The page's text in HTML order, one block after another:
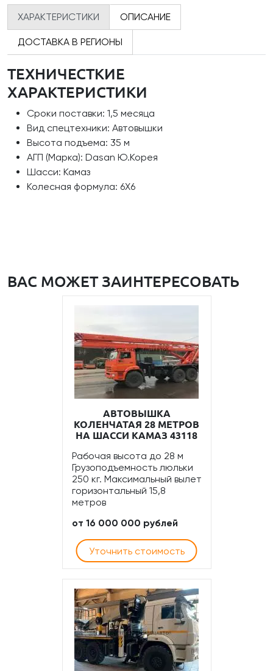
ХАРАКТЕРИСТИКИ ОПИСАНИЕ
ДОСТАВКА В РЕГИОНЫ
ТЕХНИЧЕСТКИЕ
ХАРАКТЕРИСТИКИ
Сроки поставки: 1,5 месяца
Вид спецтехники: Автовышки
Высота подъема: 35 м
АГП (Марка): Dasan Ю.Корея
Шасси: Камаз
Колесная формула: 6Х6
ВАС МОЖЕТ ЗАИНТЕРЕСОВАТЬ
АВТОВЫШКА
КОЛЕНЧАТАЯ 28 МЕТРОВ
НА ШАССИ КАМАЗ 43118
Рабочая высота до 28 м
Грузоподъемность люльки
250 кг. Максимальный вылет
горизонтальный 15,8
метров
от 16 000 000 рублей
Уточнить стоимость